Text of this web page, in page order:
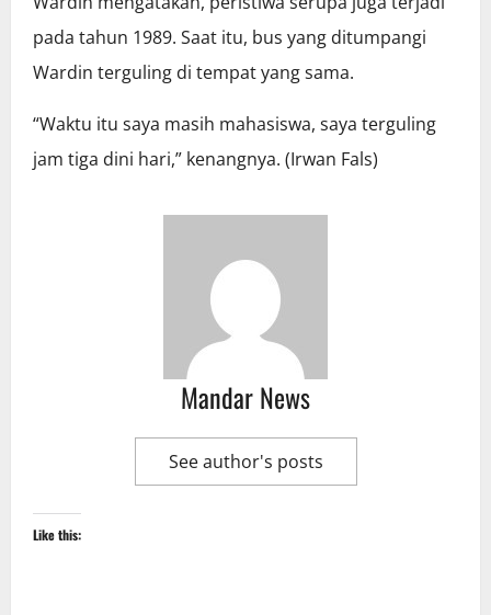
pada tahun 1989. Saat itu, bus yang ditumpangi
Wardin terguling di tempat yang sama.
“Waktu itu saya masih mahasiswa, saya terguling
jam tiga dini hari,” kenangnya. (Irwan Fals)
Mandar News
See author's posts
Like this: